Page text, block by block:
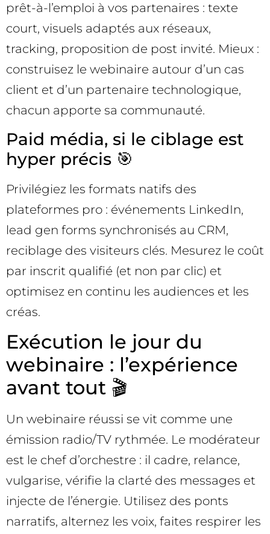
prêt-à-l’emploi à vos partenaires : texte
court, visuels adaptés aux réseaux,
tracking, proposition de post invité. Mieux :
construisez le webinaire autour d’un cas
client et d’un partenaire technologique,
chacun apporte sa communauté.
Paid média, si le ciblage est
hyper précis 🎯
Privilégiez les formats natifs des
plateformes pro : événements LinkedIn,
lead gen forms synchronisés au CRM,
reciblage des visiteurs clés. Mesurez le coût
par inscrit qualifié (et non par clic) et
optimisez en continu les audiences et les
créas.
Exécution le jour du
webinaire : l’expérience
avant tout 🎬
Un webinaire réussi se vit comme une
émission radio/TV rythmée. Le modérateur
est le chef d’orchestre : il cadre, relance,
vulgarise, vérifie la clarté des messages et
injecte de l’énergie. Utilisez des ponts
narratifs, alternez les voix, faites respirer les